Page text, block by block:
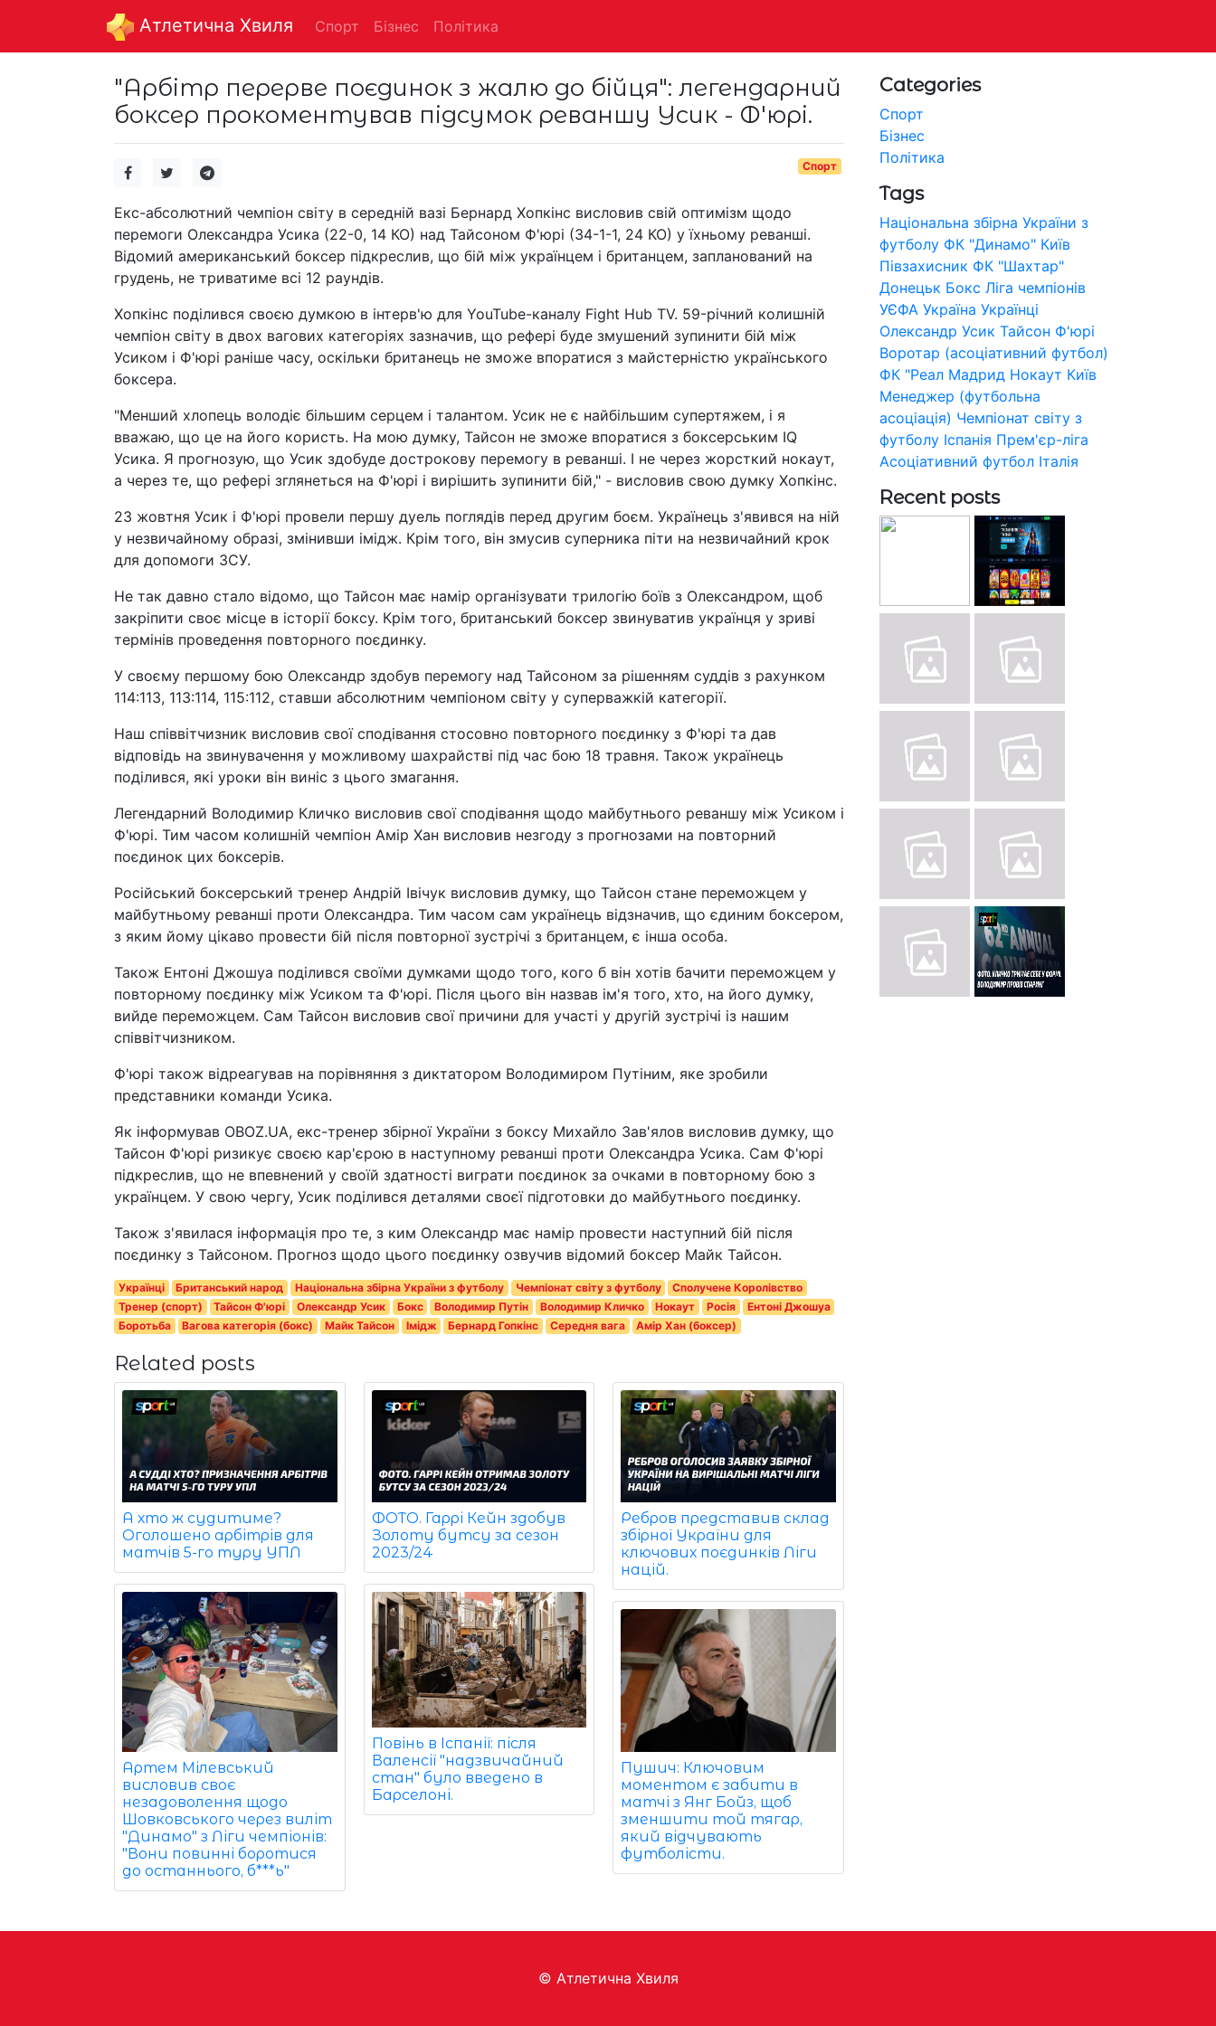
Aтлетична Хвиля Спорт Бізнес Політика
"Арбітр перерве поєдинок з жалю до бійця": легендарний
боксер прокоментував підсумок реваншу Усик - Ф'юрі.
Спорт
Екс-абсолютний чемпіон світу в середній вазі Бернард Хопкінс висловив свій оптимізм щодо
перемоги Олександра Усика (22-0, 14 КО) над Тайсоном Ф'юрі (34-1-1, 24 КО) у їхньому реванші.
Відомий американський боксер підкреслив, що бій між українцем і британцем, запланований на
грудень, не триватиме всі 12 раундів.
Хопкінс поділився своєю думкою в інтерв'ю для YouTube-каналу Fight Hub TV. 59-річний колишній
чемпіон світу в двох вагових категоріях зазначив, що рефері буде змушений зупинити бій між
Усиком і Ф'юрі раніше часу, оскільки британець не зможе впоратися з майстерністю українського
боксера.
"Менший хлопець володіє більшим серцем і талантом. Усик не є найбільшим супертяжем, і я
вважаю, що це на його користь. На мою думку, Тайсон не зможе впоратися з боксерським IQ
Усика. Я прогнозую, що Усик здобуде дострокову перемогу в реванші. І не через жорсткий нокаут,
а через те, що рефері зглянеться на Ф'юрі і вирішить зупинити бій," - висловив свою думку Хопкінс.
23 жовтня Усик і Ф'юрі провели першу дуель поглядів перед другим боєм. Українець з'явився на ній
у незвичайному образі, змінивши імідж. Крім того, він змусив суперника піти на незвичайний крок
для допомоги ЗСУ.
Не так давно стало відомо, що Тайсон має намір організувати трилогію боїв з Олександром, щоб
закріпити своє місце в історії боксу. Крім того, британський боксер звинуватив українця у зриві
термінів проведення повторного поєдинку.
У своєму першому бою Олександр здобув перемогу над Тайсоном за рішенням суддів з рахунком
114:113, 113:114, 115:112, ставши абсолютним чемпіоном світу у суперважкій категорії.
Наш співвітчизник висловив свої сподівання стосовно повторного поєдинку з Ф'юрі та дав
відповідь на звинувачення у можливому шахрайстві під час бою 18 травня. Також українець
поділився, які уроки він виніс з цього змагання.
Легендарний Володимир Кличко висловив свої сподівання щодо майбутнього реваншу між Усиком і
Ф'юрі. Тим часом колишній чемпіон Амір Хан висловив незгоду з прогнозами на повторний
поєдинок цих боксерів.
Російський боксерський тренер Андрій Івічук висловив думку, що Тайсон стане переможцем у
майбутньому реванші проти Олександра. Тим часом сам українець відзначив, що єдиним боксером,
з яким йому цікаво провести бій після повторної зустрічі з британцем, є інша особа.
Також Ентоні Джошуа поділився своїми думками щодо того, кого б він хотів бачити переможцем у
повторному поєдинку між Усиком та Ф'юрі. Після цього він назвав ім'я того, хто, на його думку,
вийде переможцем. Сам Тайсон висловив свої причини для участі у другій зустрічі із нашим
співвітчизником.
Ф'юрі також відреагував на порівняння з диктатором Володимиром Путіним, яке зробили
представники команди Усика.
Як інформував OBOZ.UA, екс-тренер збірної України з боксу Михайло Зав'ялов висловив думку, що
Тайсон Ф'юрі ризикує своєю кар'єрою в наступному реванші проти Олександра Усика. Сам Ф'юрі
підкреслив, що не впевнений у своїй здатності виграти поєдинок за очками в повторному бою з
українцем. У свою чергу, Усик поділився деталями своєї підготовки до майбутнього поєдинку.
Також з'явилася інформація про те, з ким Олександр має намір провести наступний бій після
поєдинку з Тайсоном. Прогноз щодо цього поєдинку озвучив відомий боксер Майк Тайсон.
Українці Британський народ Національна збірна України з футболу Чемпіонат світу з футболу
Сполучене Королівство
Тренер (спорт)
Тайсон Ф'юрі Олександр Усик Бокс Володимир Путін Володимир Кличко Нокаут Росія
Ентоні Джошуа
Боротьба
Вагова категорія (бокс) Майк Тайсон Імідж Бернард Гопкінс Середня вага Амір Хан (боксер)
Related posts
А хто ж судитиме?
Оголошено арбітрів для
матчів 5-го туру УПЛ
Артем Мілевський
висловив своє
незадоволення щодо
Шовковського через виліт
"Динамо" з Ліги чемпіонів:
"Вони повинні боротися
до останнього, б***ь"
ФОТО. Гаррі Кейн здобув
Золоту бутсу за сезон
2023/24
Повінь в Іспанії: після
Валенсії "надзвичайний
стан" було введено в
Барселоні.
Ребров представив склад
збірної України для
ключових поєдинків Ліги
націй.
Пушич: Ключовим
моментом є забити в
матчі з Янг Бойз, щоб
зменшити той тягар,
який відчувають
футболісти.
Categories
Спорт
Бізнес
Політика
Tags
Національна збірна України з
футболу ФК "Динамо" Київ
Півзахисник ФК "Шахтар"
Донецьк Бокс Ліга чемпіонів
УЄФА Україна Українці
Олександр Усик Тайсон Ф'юрі
Воротар (асоціативний футбол)
ФК "Реал Мадрид Нокаут Київ
Менеджер (футбольна
асоціація) Чемпіонат світу з
футболу Іспанія Прем'єр-ліга
Асоціативний футбол Італія
Recent posts
© Aтлетична Хвиля